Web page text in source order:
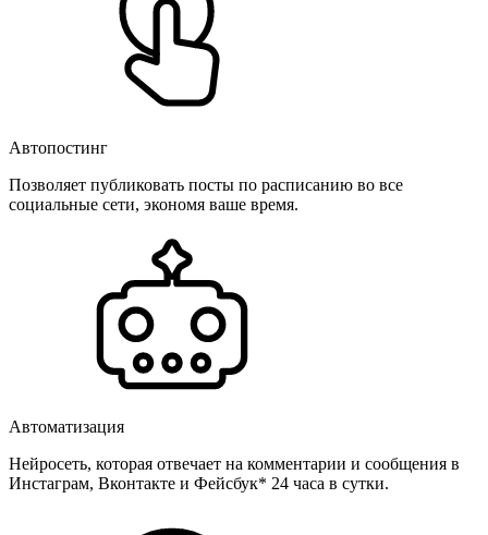
Автопостинг
Позволяет публиковать посты по расписанию во все
социальные сети, экономя ваше время.
Автоматизация
Нейросеть, которая отвечает на комментарии и сообщения в
Инстаграм, Вконтакте и Фейсбук* 24 часа в сутки.